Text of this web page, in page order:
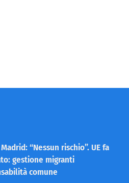
“Nessun rischio”. UE fa
gestione migranti
comune